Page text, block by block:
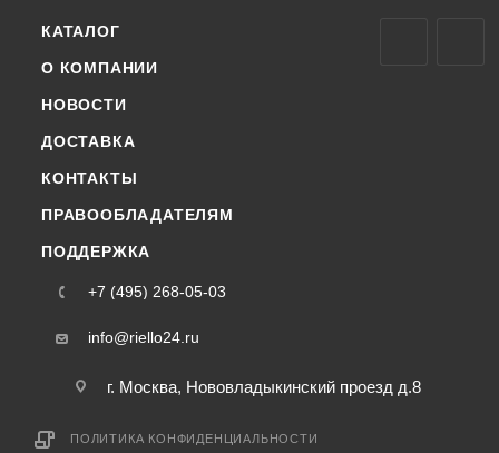
КАТАЛОГ
О КОМПАНИИ
НОВОСТИ
ДОСТАВКА
КОНТАКТЫ
ПРАВООБЛАДАТЕЛЯМ
ПОДДЕРЖКА
+7 (495) 268-05-03
info@riello24.ru
г. Москва, Нововладыкинский проезд д.8
ПОЛИТИКА КОНФИДЕНЦИАЛЬНОСТИ